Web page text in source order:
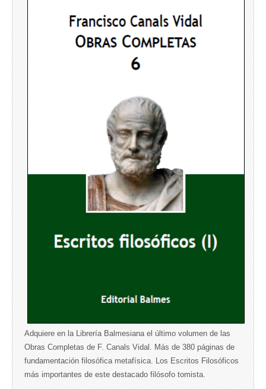
Adquiere en la Librería Balmesiana el último volumen de las
Obras Completas de F. Canals Vidal. Más de 380 páginas de
fundamentación filosófica metafísica. Los Escritos Filosóficos
más importantes de este destacado filósofo tomista.